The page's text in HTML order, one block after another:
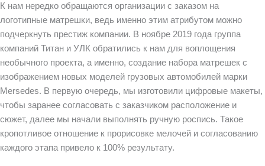
К нам нередко обращаются организации с заказом на
логотипные матрешки, ведь именно этим атрибутом можно
подчеркнуть престиж компании. В ноябре 2019 года группа
компаний Титан и УЛК обратились к нам для воплощения
необычного проекта, а именно, создание набора матрешек с
изображением новых моделей грузовых автомобилей марки
Mersedes. В первую очередь, мы изготовили цифровые макеты,
чтобы заранее согласовать с заказчиком расположение и
сюжет, далее мы начали выполнять ручную роспись. Такое
кропотливое отношение к прорисовке мелочей и согласованию
каждого этапа привело к 100% результату.